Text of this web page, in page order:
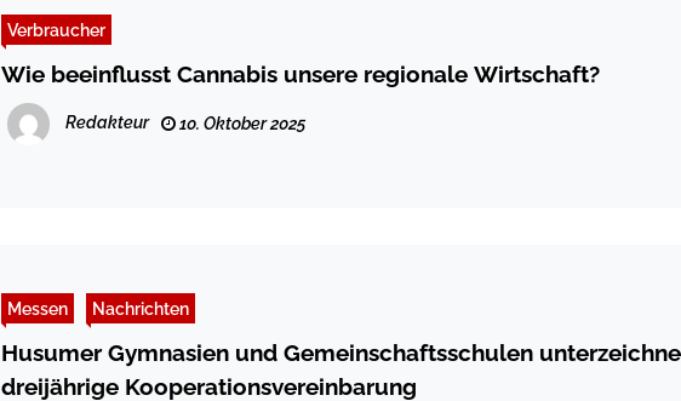
Verbraucher
Wie beeinflusst Cannabis unsere regionale Wirtschaft?
Redakteur 10. Oktober 2025
Messen Nachrichten
Husumer Gymnasien und Gemeinschaftsschulen
dreijährige Kooperationsvereinbarung